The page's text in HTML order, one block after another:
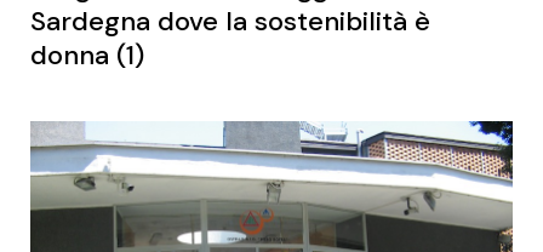
Sardegna dove la sostenibilità è
donna (1)